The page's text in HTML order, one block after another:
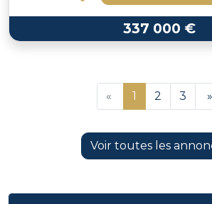
337 000 €
« 1 2 3 »
Voir toutes les